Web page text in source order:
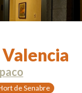
paco
de Senabre